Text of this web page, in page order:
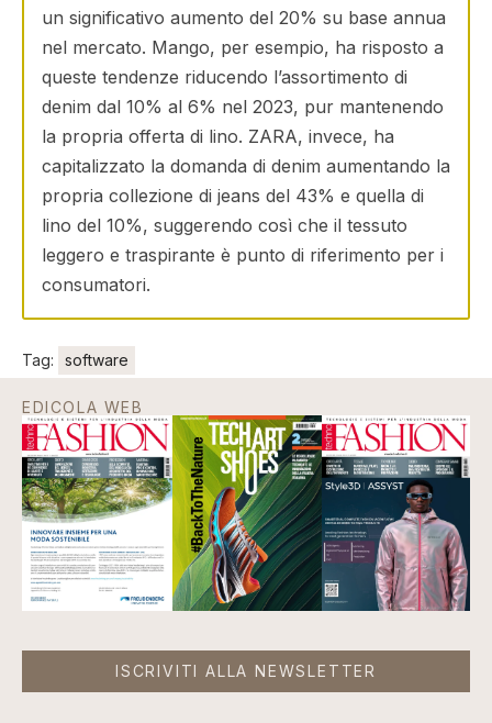
un significativo aumento del 20% su base annua
nel mercato. Mango, per esempio, ha risposto a
queste tendenze riducendo l’assortimento di
denim dal 10% al 6% nel 2023, pur mantenendo
la propria offerta di lino. ZARA, invece, ha
capitalizzato la domanda di denim aumentando la
propria collezione di jeans del 43% e quella di
lino del 10%, suggerendo così che il tessuto
leggero e traspirante è punto di riferimento per i
consumatori.
Tag: software
EDICOLA WEB
ISCRIVITI ALLA NEWSLETTER